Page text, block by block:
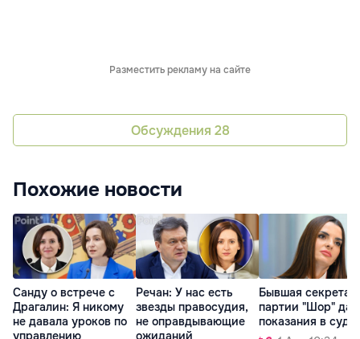
Разместить рекламу на сайте
Обсуждения 28
Похожие новости
Санду о встрече с
Драгалин: Я никому
не давала уроков по
управлению
Речан: У нас есть
звезды правосудия,
не оправдывающие
ожиданий
Бывшая
партии "Шор"
показания в суде